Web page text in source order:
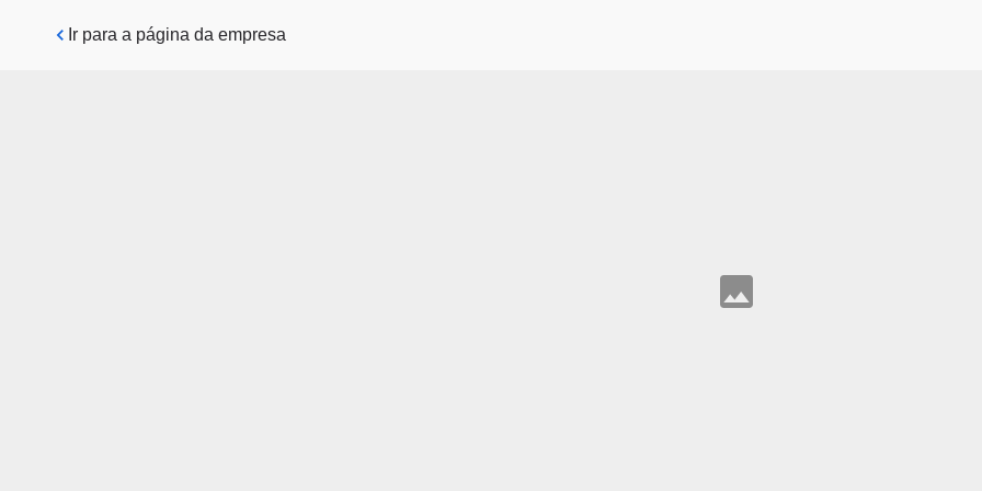
Pular para o conteúdo principal
Ir para a página da empresa